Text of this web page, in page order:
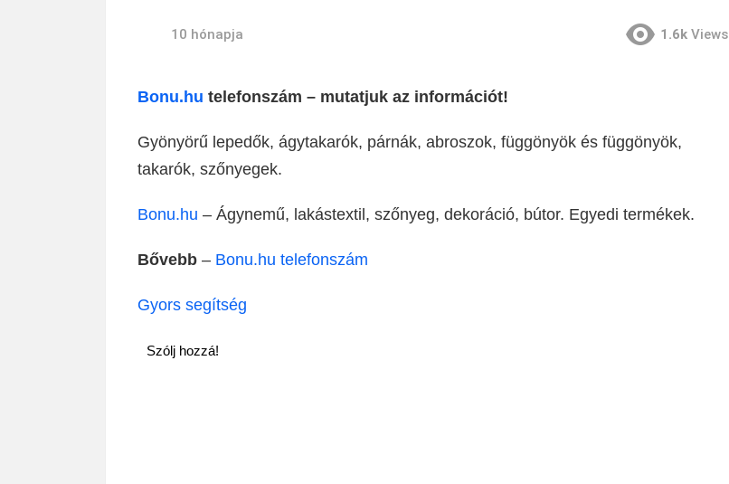
10 hónapja 1.6k Views
Bonu.hu telefonszám – mutatjuk az információt!
Gyönyörű lepedők, ágytakarók, párnák, abroszok, függönyök és függönyök,
takarók, szőnyegek.
Bonu.hu – Ágynemű, lakástextil, szőnyeg, dekoráció, bútor. Egyedi termékek.
Bővebb – Bonu.hu telefonszám
Gyors segítség
Szólj hozzá!